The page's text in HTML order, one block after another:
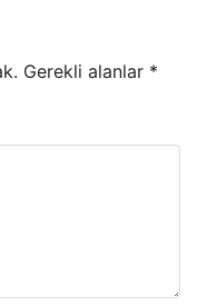
Gerekli alanlar *